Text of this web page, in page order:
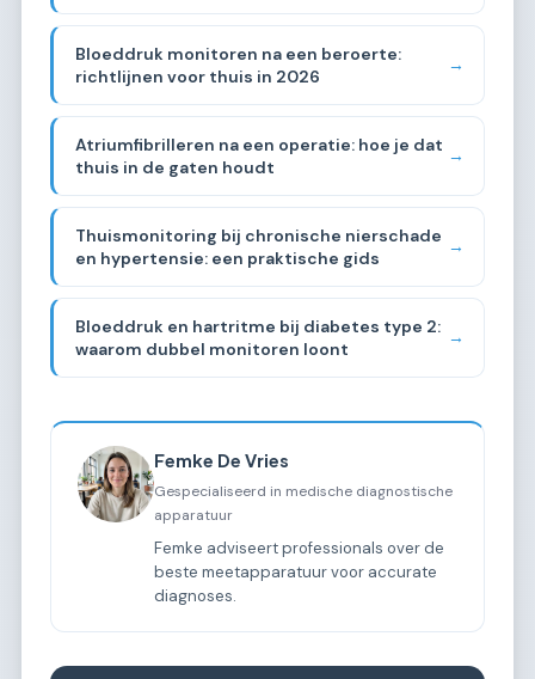
Bloeddruk monitoren na een beroerte:
richtlijnen voor thuis in 2026
→
Atriumfibrilleren na een operatie: hoe je dat
thuis in de gaten houdt
→
Thuismonitoring bij chronische nierschade
en hypertensie: een praktische gids
→
Bloeddruk en hartritme bij diabetes type 2:
waarom dubbel monitoren loont
→
Femke De Vries
Gespecialiseerd in medische diagnostische
apparatuur
Femke adviseert professionals over de
beste meetapparatuur voor accurate
diagnoses.